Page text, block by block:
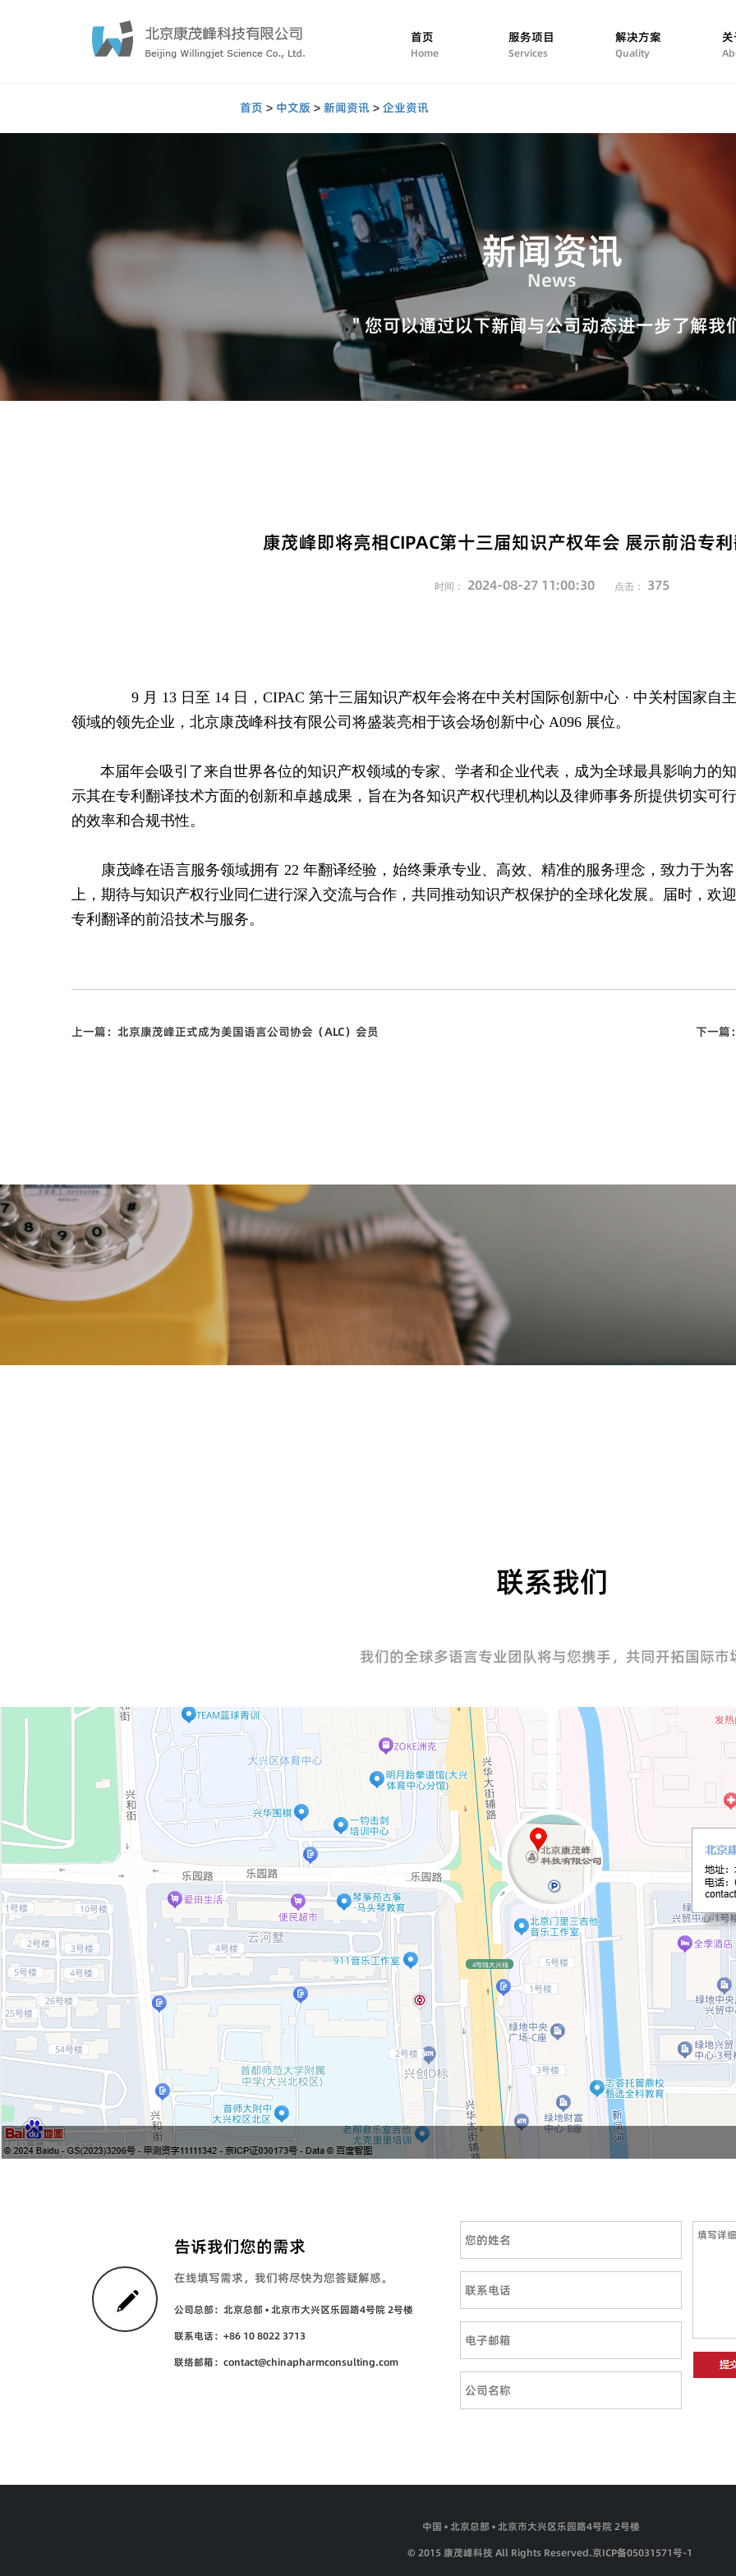
首页
Home
服务项目
Services
解决方案
Quality
首页 > 中文版 > 新闻资讯 > 企业资讯
新闻资讯
News
" 您可以通过以下新闻与公司动态进一步了解我
康茂峰即将亮相CIPAC第十三届知识产权年会 展示前沿专
时间： 2024-08-27 11:00:30 点击： 375
9 月 13 日至 14 日，CIPAC 第十三届知识产权年会将在中关村国际创新中心 · 中关村国家自
领域的领先企业，北京康茂峰科技有限公司将盛装亮相于该会场创新中心 A096 展位。
本届年会吸引了来自世界各位的知识产权领域的专家、学者和企业代表，成为全球最具影响力的
示其在专利翻译技术方面的创新和卓越成果，旨在为各知识产权代理机构以及律师事务所提供切实可
的效率和合规书性。
康茂峰在语言服务领域拥有 22 年翻译经验，始终秉承专业、高效、精准的服务理念，致力于为
上，期待与知识产权行业同仁进行深入交流与合作，共同推动知识产权保护的全球化发展。届时，欢
专利翻译的前沿技术与服务。
上一篇： 北京康茂峰正式成为美国语言公司协会（ALC）会员 下一篇
联系我们
我们的全球多语言专业团队将与您携手，共同开拓国际市
告诉我们您的需求
在线填写需求，我们将尽快为您答疑解惑。
公司总部：北京总部 • 北京市大兴区乐园路4号院 2号楼
联系电话：+86 10 8022 3713
联络邮箱：contact@chinapharmconsulting.com
中国 • 北京总部 • 北京市大兴区乐园路4号院 2号楼
© 2015 康茂峰科技 All Rights Reserved.京ICP备05031571号-1